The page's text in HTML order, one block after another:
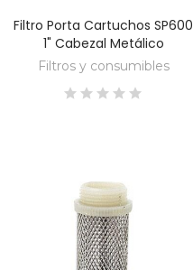
DESCUBRE
Filtro Porta Cartuchos SP600
1" Cabezal Metálico
Filtros y consumibles